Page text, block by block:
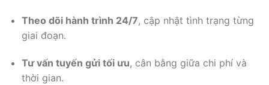
Theo dõi hành trình 24/7, cập nhật tình trạng từng
giai đoạn.
Tư vấn tuyến gửi tối ưu, cân bằng giữa chi phí và
thời gian.